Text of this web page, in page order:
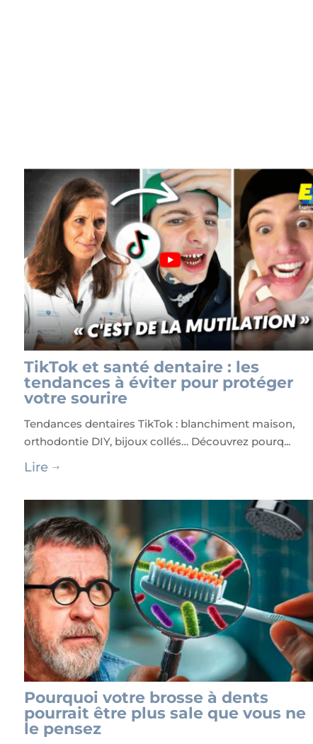
TikTok et santé dentaire : les
tendances à éviter pour protéger
votre sourire
Tendances dentaires TikTok : blanchiment maison,
orthodontie DIY, bijoux collés… Découvrez pourq...
Lire $
Pourquoi votre brosse à dents
pourrait être plus sale que vous ne
le pensez